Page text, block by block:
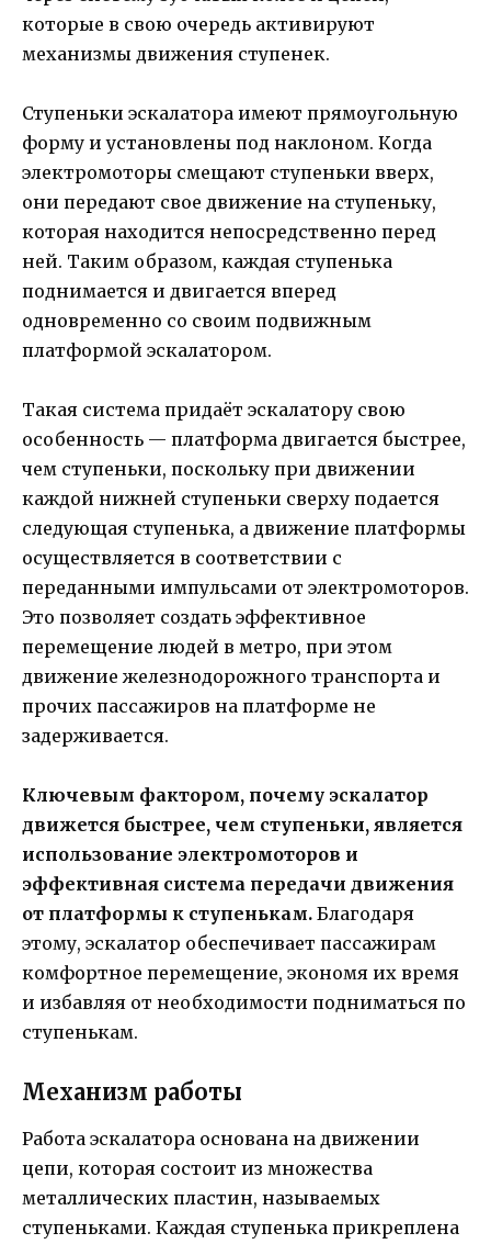
которые в свою очередь активируют
механизмы движения ступенек.
Ступеньки эскалатора имеют прямоугольную
форму и установлены под наклоном. Когда
электромоторы смещают ступеньки вверх,
они передают свое движение на ступеньку,
которая находится непосредственно перед
ней. Таким образом, каждая ступенька
поднимается и двигается вперед
одновременно со своим подвижным
платформой эскалатором.
Такая система придаёт эскалатору свою
особенность — платформа двигается быстрее,
чем ступеньки, поскольку при движении
каждой нижней ступеньки сверху подается
следующая ступенька, а движение платформы
осуществляется в соответствии с
переданными импульсами от электромоторов.
Это позволяет создать эффективное
перемещение людей в метро, при этом
движение железнодорожного транспорта и
прочих пассажиров на платформе не
задерживается.
Ключевым фактором, почему эскалатор
движется быстрее, чем ступеньки, является
использование электромоторов и
эффективная система передачи движения
от платформы к ступенькам. Благодаря
этому, эскалатор обеспечивает пассажирам
комфортное перемещение, экономя их время
и избавляя от необходимости подниматься по
ступенькам.
Механизм работы
Работа эскалатора основана на движении
цепи, которая состоит из множества
металлических пластин, называемых
ступеньками. Каждая ступенька прикреплена